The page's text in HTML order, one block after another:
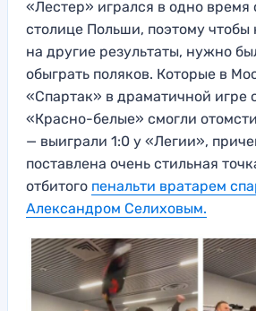
«Лестер» игрался в одно время
столице Польши, поэтому чтобы
на другие результаты, нужно
обыграть поляков. Которые в
«Спартак» в драматичной игре
«Красно-белые» смогли
— выиграли 1:0 у «Легии»,
поставлена очень стильная
отбитого пенальти вратарем
Александром Селиховым.